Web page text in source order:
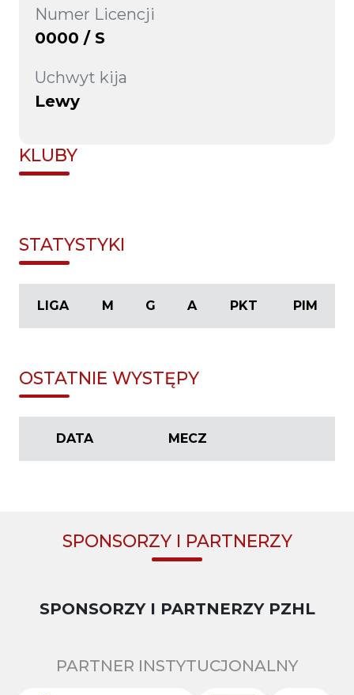
Numer Licencji
0000 / S
Uchwyt kija
Lewy
KLUBY
STATYSTYKI
LIGA M G A PKT PIM
OSTATNIE WYSTĘPY
DATA MECZ
SPONSORZY I PARTNERZY
SPONSORZY I PARTNERZY PZHL
PARTNER INSTYTUCJONALNY